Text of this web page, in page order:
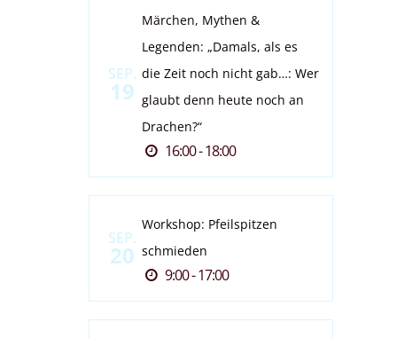
SEP.
19
Märchen, Mythen &
Legenden: „Damals, als es
die Zeit noch nicht gab…: Wer
glaubt denn heute noch an
Drachen?“
16:00 - 18:00
SEP.
20
Workshop: Pfeilspitzen
schmieden
9:00 - 17:00